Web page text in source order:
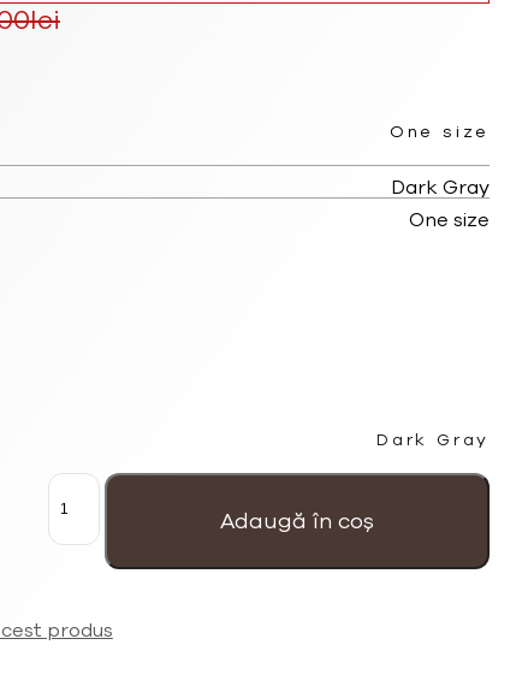
lei
Dark Gray
One size
Dark Gray
One size
Cantitate
Brățară
unisex
cu
și
Adaugă în coș
produs